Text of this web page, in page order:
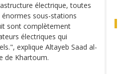
électrique, toutes
sous-stations
sont complètement
électriques qui
explique Altayeb Saad al-
de Khartoum.